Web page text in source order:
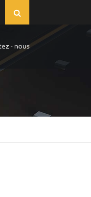
- nous